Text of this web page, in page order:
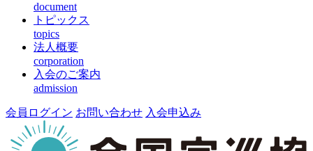
document
トピックス
topics
法人概要
corporation
入会のご案内
admission
会員ログイン お問い合わせ 入会申込み